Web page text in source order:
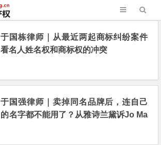
于国栋律师｜从最近两起商标纠纷案件
看名人姓名权和商标权的冲突
于国强律师｜卖掉同名品牌后，连自己
的名字都不能用了？从雅诗兰黛诉Jo Ma